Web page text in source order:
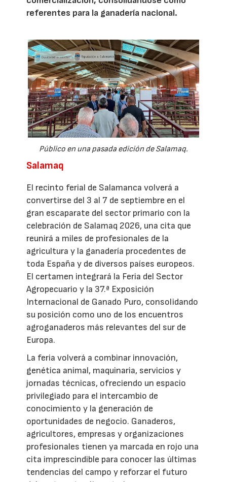
referentes para la ganadería nacional.
Público en una pasada edición de Salamaq.
Salamaq
El recinto ferial de Salamanca volverá a
convertirse del 3 al 7 de septiembre en el
gran escaparate del sector primario con la
celebración de Salamaq 2026, una cita que
reunirá a miles de profesionales de la
agricultura y la ganadería procedentes de
toda España y de diversos países europeos.
El certamen integrará la Feria del Sector
Agropecuario y la 37.ª Exposición
Internacional de Ganado Puro, consolidando
su posición como uno de los encuentros
agroganaderos más relevantes del sur de
Europa.
La feria volverá a combinar innovación,
genética animal, maquinaria, servicios y
jornadas técnicas, ofreciendo un espacio
privilegiado para el intercambio de
conocimiento y la generación de
oportunidades de negocio. Ganaderos,
agricultores, empresas y organizaciones
profesionales tienen ya marcada en rojo una
cita imprescindible para conocer las últimas
tendencias del campo y reforzar el futuro